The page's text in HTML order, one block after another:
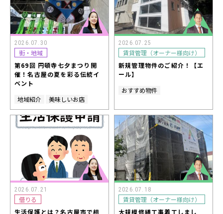
2026.07.30
街・地域
第69回 円頓寺七夕まつり開
催！名古屋の夏を彩る伝統イ
ベント
地域紹介
美味しいお店
2026.07.25
賃貸管理（オーナー様向け）
新規管理物件のご紹介！【エ
ール】
おすすめ物件
2026.07.21
借りる
生活保護とは？名古屋市で相
2026.07.18
賃貸管理（オーナー様向け）
大規模修繕工事着工しまし